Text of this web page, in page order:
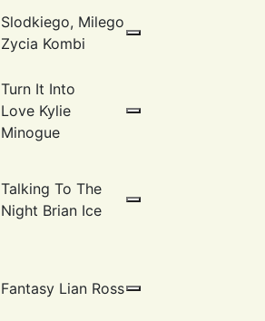
Slodkiego, Milego
Zycia Kombi
Turn It Into
Love Kylie
Minogue
Talking To The
Night Brian Ice
Fantasy Lian Ross